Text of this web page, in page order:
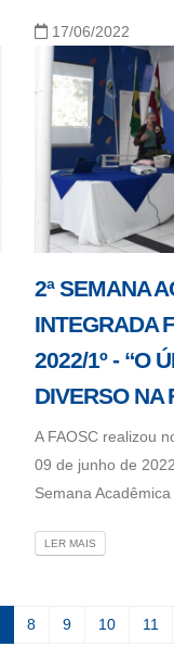
17/06/2022
2ª SEMANA
INTEGRADA
2022/1º - “O
DIVERSO NA
A FAOSC realizou
09 de junho de
Semana Acadêmica
LER MAIS
8 9 10 11